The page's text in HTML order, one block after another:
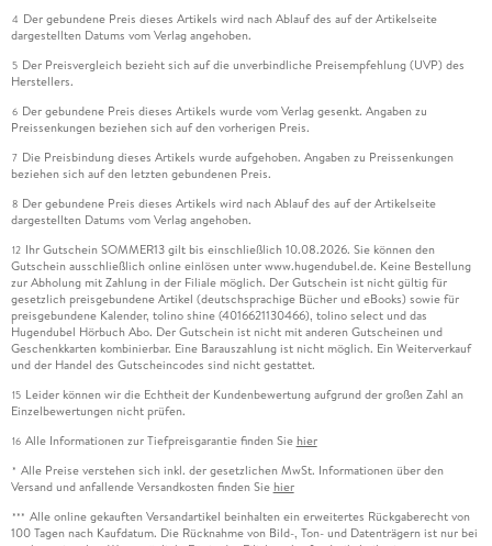
4 Der gebundene Preis dieses Artikels wird nach Ablauf des auf der Artikelseite
dargestellten Datums vom Verlag angehoben.
5 Der Preisvergleich bezieht sich auf die unverbindliche Preisempfehlung (UVP) des
Herstellers.
6 Der gebundene Preis dieses Artikels wurde vom Verlag gesenkt. Angaben zu
Preissenkungen beziehen sich auf den vorherigen Preis.
7 Die Preisbindung dieses Artikels wurde aufgehoben. Angaben zu Preissenkungen
beziehen sich auf den letzten gebundenen Preis.
8 Der gebundene Preis dieses Artikels wird nach Ablauf des auf der Artikelseite
dargestellten Datums vom Verlag angehoben.
12 Ihr Gutschein SOMMER13 gilt bis einschließlich 10.08.2026. Sie können den
Gutschein ausschließlich online einlösen unter www.hugendubel.de. Keine Bestellung
zur Abholung mit Zahlung in der Filiale möglich. Der Gutschein ist nicht gültig für
gesetzlich preisgebundene Artikel (deutschsprachige Bücher und eBooks) sowie für
preisgebundene Kalender, tolino shine (4016621130466), tolino select und das
Hugendubel Hörbuch Abo. Der Gutschein ist nicht mit anderen Gutscheinen und
Geschenkkarten kombinierbar. Eine Barauszahlung ist nicht möglich. Ein Weiterverkauf
und der Handel des Gutscheincodes sind nicht gestattet.
15 Leider können wir die Echtheit der Kundenbewertung aufgrund der großen Zahl an
Einzelbewertungen nicht prüfen.
16 Alle Informationen zur Tiefpreisgarantie finden Sie hier
* Alle Preise verstehen sich inkl. der gesetzlichen MwSt. Informationen über den
Versand und anfallende Versandkosten finden Sie hier
*** Alle online gekauften Versandartikel beinhalten ein erweitertes Rückgaberecht von
100 Tagen nach Kaufdatum. Die Rücknahme von Bild-, Ton- und Datenträgern ist nur bei